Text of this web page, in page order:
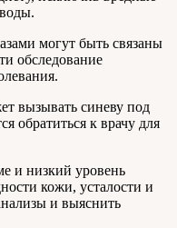
могут быть связаны
обследование
вызывать синеву под
обратиться к врачу для
и низкий уровень
кожи, усталости и
и выяснить